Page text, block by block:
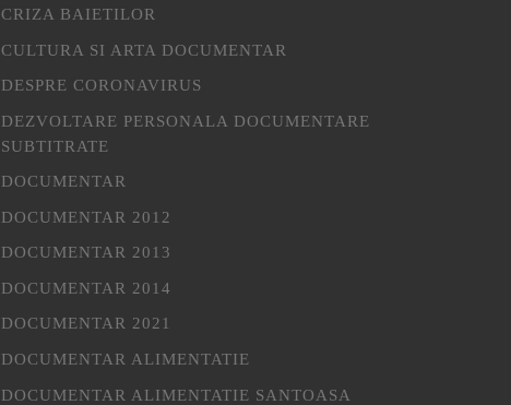
CRIZA BAIETILOR
CULTURA SI ARTA DOCUMENTAR
DESPRE CORONAVIRUS
DEZVOLTARE PERSONALA DOCUMENTARE
SUBTITRATE
DOCUMENTAR
DOCUMENTAR 2012
DOCUMENTAR 2013
DOCUMENTAR 2014
DOCUMENTAR 2021
DOCUMENTAR ALIMENTATIE
DOCUMENTAR ALIMENTATIE SANTOASA